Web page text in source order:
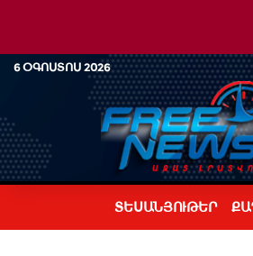
6 ՕԳՈՍՏՈՍ 2026
ՏԵՍԱՆՅՈՒԹԵՐ